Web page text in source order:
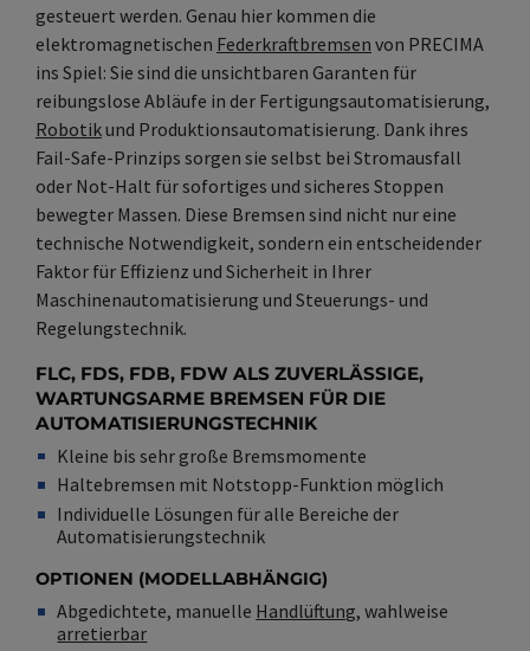
gesteuert werden. Genau hier kommen die
elektromagnetischen Federkraftbremsen von PRECIMA
ins Spiel: Sie sind die unsichtbaren Garanten für
reibungslose Abläufe in der Fertigungsautomatisierung,
Robotikund Produktionsautomatisierung. Dank ihres
Fail-Safe-Prinzips sorgen sie selbst bei Stromausfall
oder Not-Halt für sofortiges und sicheres Stoppen
bewegter Massen. Diese Bremsen sind nicht nur eine
technische Notwendigkeit, sondern ein entscheidender
Faktor für Effizienz und Sicherheit in Ihrer
Maschinenautomatisierung und Steuerungs- und
Regelungstechnik.
FLC, FDS, FDB, FDW ALS ZUVERLÄSSIGE,
WARTUNGSARME BREMSEN FÜR DIE
AUTOMATISIERUNGSTECHNIK
Kleine bis sehr große Bremsmomente
Haltebremsen mit Notstopp-Funktion möglich
Individuelle Lösungen für alle Bereiche der
Automatisierungstechnik
OPTIONEN (MODELLABHÄNGIG)
Abgedichtete, manuelle Handlüftung, wahlweise
arretierbar